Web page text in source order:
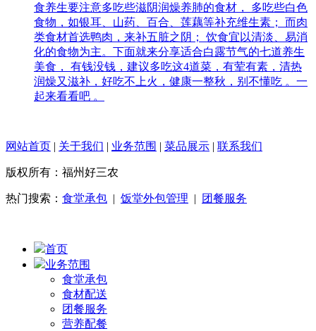
食养生要注意多吃些滋阴润燥养肺的食材， 多吃些白色
食物，如银耳、山药、百合、莲藕等补充维生素； 而肉
类食材首选鸭肉，来补五脏之阴； 饮食宜以清淡、易消
化的食物为主。下面就来分享适合白露节气的七道养生
美食， 有钱没钱，建议多吃这4道菜，有荤有素，清热
润燥又滋补，好吃不上火，健康一整秋，别不懂吃 。一
起来看看吧 。
网站首页 | 关于我们 | 业务范围 | 菜品展示 | 联系我们
版权所有：福州好三农
热门搜索： 食堂承包 | 饭堂外包管理 | 团餐服务
首页
业务范围
食堂承包
食材配送
团餐服务
营养配餐